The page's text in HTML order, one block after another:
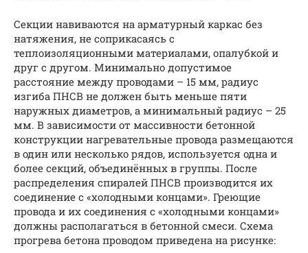
Секции навиваются на арматурный каркас без
натяжения, не соприкасаясь с
теплоизоляционными материалами, опалубкой и
друг с другом. Минимально допустимое
расстояние между проводами – 15 мм, радиус
изгиба ПНСВ не должен быть меньше пяти
наружных диаметров, а минимальный радиус – 25
мм. В зависимости от массивности бетонной
конструкции нагревательные провода размещаются
в один или несколько рядов, используется одна и
более секций, объединённых в группы. После
распределения спиралей ПНСВ производится их
соединение с «холодными концами». Греющие
провода и их соединения с «холодными концами»
должны располагаться в бетонной смеси. Схема
прогрева бетона проводом приведена на рисунке: